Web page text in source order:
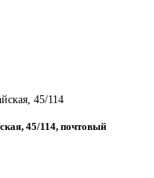
45/114
45/114, почтовый